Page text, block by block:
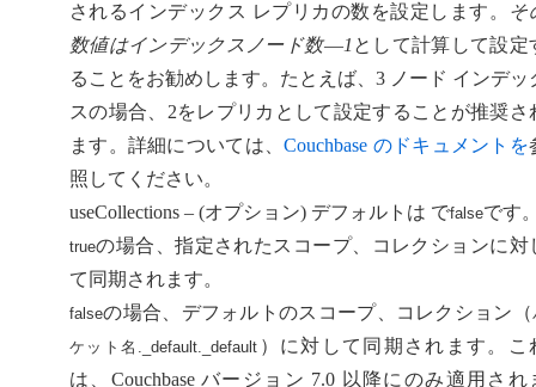
されるインデックス レプリカの数を設定します。 そ
数値はインデックスノード数―1 として計算して設定
ることをお勧めします。たとえば、3 ノード インデッ
スの場合、2をレプリカとして設定することが推奨さ
ます。詳細については、Couchbase のドキュメントを
照してください。
useCollections – (オプション) デフォルトは でfalseです
trueの場合、指定されたスコープ、コレクションに対
て同期されます。
falseの場合、デフォルトのスコープ、コレクション（
ケット名._default._default ）に対して同期されます。こ
は、Couchbase バージョン 7.0 以降にのみ適用され